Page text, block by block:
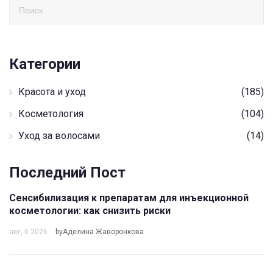
Категории
Красота и уход
(185)
Косметология
(104)
Уход за волосами
(14)
Последний Пост
Сенсибилизация к препаратам для инъекционной
косметологии: как снизить риски
авг, 6 2026 byАделина Жаворонкова